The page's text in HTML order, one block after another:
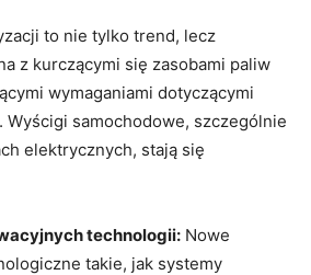
to nie tylko trend, lecz
z kurczącymi się zasobami paliw
wymaganiami dotyczącymi
samochodowe, szczególnie
elektrycznych, stają się
technologii: Nowe
takie, jak systemy